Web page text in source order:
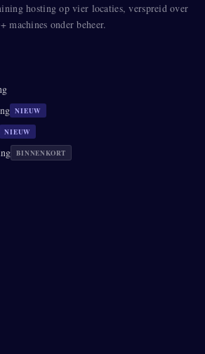
hosting op vier locaties, verspreid over
machines onder beheer.
NIEUW
NIEUW
BINNENKORT